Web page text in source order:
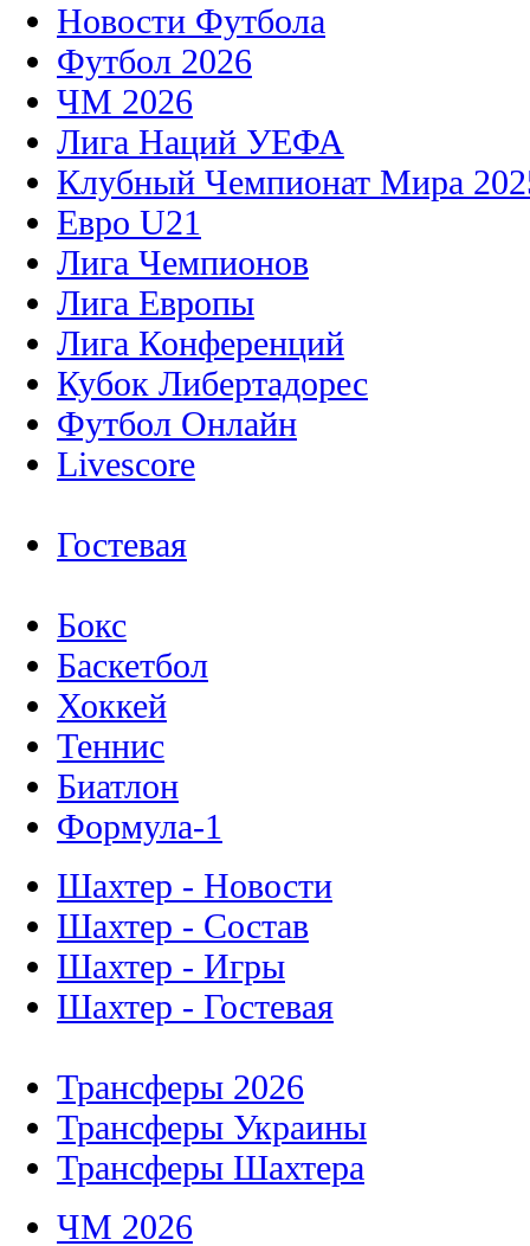
Новости Футбола
Футбол 2026
ЧМ 2026
Лига Наций УЕФА
Клубный Чемпионат Мира
Евро U21
Лига Чемпионов
Лига Европы
Лига Конференций
Кубок Либертадорес
Футбол Онлайн
Livescore
Гостевая
Бокс
Баскетбол
Хоккей
Теннис
Биатлон
Формула-1
Шахтер - Новости
Шахтер - Состав
Шахтер - Игры
Шахтер - Гостевая
Трансферы 2026
Трансферы Украины
Трансферы Шахтера
ЧМ 2026